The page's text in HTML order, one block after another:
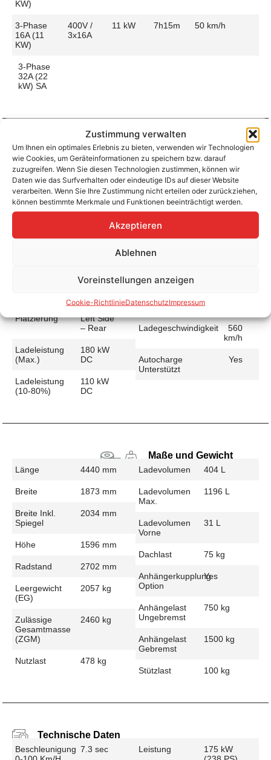
Zustimmung verwalten
Um Ihnen ein optimales Erlebnis zu bieten, verwenden wir Technologien
wie Cookies, um Geräteinformationen zu speichern bzw. darauf
zuzugreifen. Wenn Sie diesen Technologien zustimmen, können wir
Daten wie das Surfverhalten oder eindeutige IDs auf dieser Website
verarbeiten. Wenn Sie Ihre Zustimmung nicht erteilen oder zurückziehen,
können bestimmte Merkmale und Funktionen beeinträchtigt werden.
Akzeptieren
Ablehnen
Voreinstellungen anzeigen
Cookie-RichtlinieDatenschutzImpressum
KW)
3-Phase
16A (11
KW)
400V /
3x16A
11 kW 7h15m 50 km/h
3-Phase
32A (22
kW) SA
Aufladen zu Hause / am Fahrtziel
Ladeanschluss Type 2
Platzierung
Left Side
– Rear
Ladezeit (0-
>490 Km)
7h15m
Ladegeschwindigkeit50 km/h
Schnellladen
Platzierung
Left Side
– Rear
Ladeleistung
(max.)
180 kW
DC
Ladeleistung
(10-80%)
110 kW
DC
>392 Km)
Ladegeschwindigkeit
560
km/h
Autocharge
Unterstützt
Yes
Maße und Gewicht
Länge 4440 mm
Breite 1873 mm
Breite Inkl.
Spiegel
2034 mm
Höhe 1596 mm
Radstand 2702 mm
Leergewicht
(EG)
2057 kg
Zulässige
Gesamtmasse
(zGM)
2460 kg
Nutzlast 478 kg
Ladevolumen 404 L
Ladevolumen
Max.
1196 L
Ladevolumen
Vorne
31 L
Dachlast 75 kg
Anhängerkupplung
Option
Yes
Anhängelast
Ungebremst
750 kg
Anhängelast
Gebremst
1500 kg
Stützlast 100 kg
Technische Daten
Beschleunigung 7.3 sec Leistung
175 kW